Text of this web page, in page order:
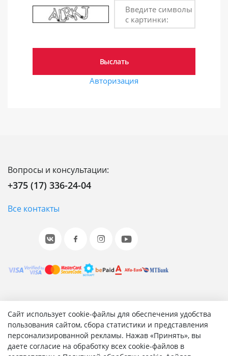
Сайт использует cookie-файлы для обеспечения удобства
пользования сайтом, сбора статистики и представления
персонализированной рекламы. Нажав «Принять», вы
даете согласие на обработку всех cookie-файлов в
Введите символы
с картинки:
Авторизация
Вопросы и консультации:
+375 (17) 336-24-04
Все контакты
© 2001-2026 «Битрикс», «1С-Битрикс». Работает на 1С-
Битрикс: Управление сайтом.
Согласие на обработку персональных данных
Отзыв согласия на обработку персональных данных